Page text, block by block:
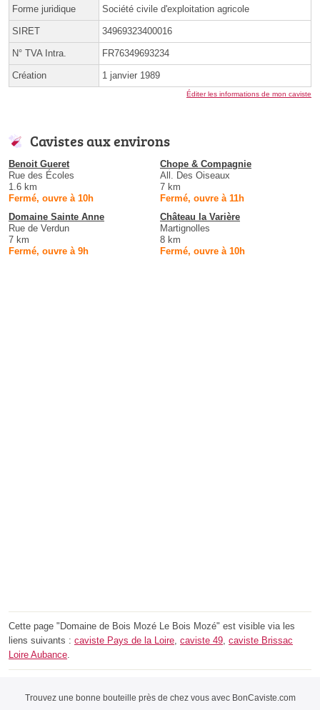
Forme juridique Société civile d'exploitation agricole
SIRET 34969323400016
N° TVA Intra. FR76349693234
Création 1 janvier 1989
Éditer les informations de mon caviste
Cavistes aux environs
Benoit Gueret
Rue des Écoles
1.6 km
Fermé, ouvre à 10h
Chope & Compagnie
All. Des Oiseaux
7 km
Fermé, ouvre à 11h
Domaine Sainte Anne
Rue de Verdun
7 km
Fermé, ouvre à 9h
Château la Varière
Martignolles
8 km
Fermé, ouvre à 10h
Cette page "Domaine de Bois Mozé Le Bois Mozé" est visible via les
liens suivants : caviste Pays de la Loire caviste 49 caviste Brissac
Loire Aubance
Trouvez une bonne bouteille près de chez vous avec BonCaviste.com